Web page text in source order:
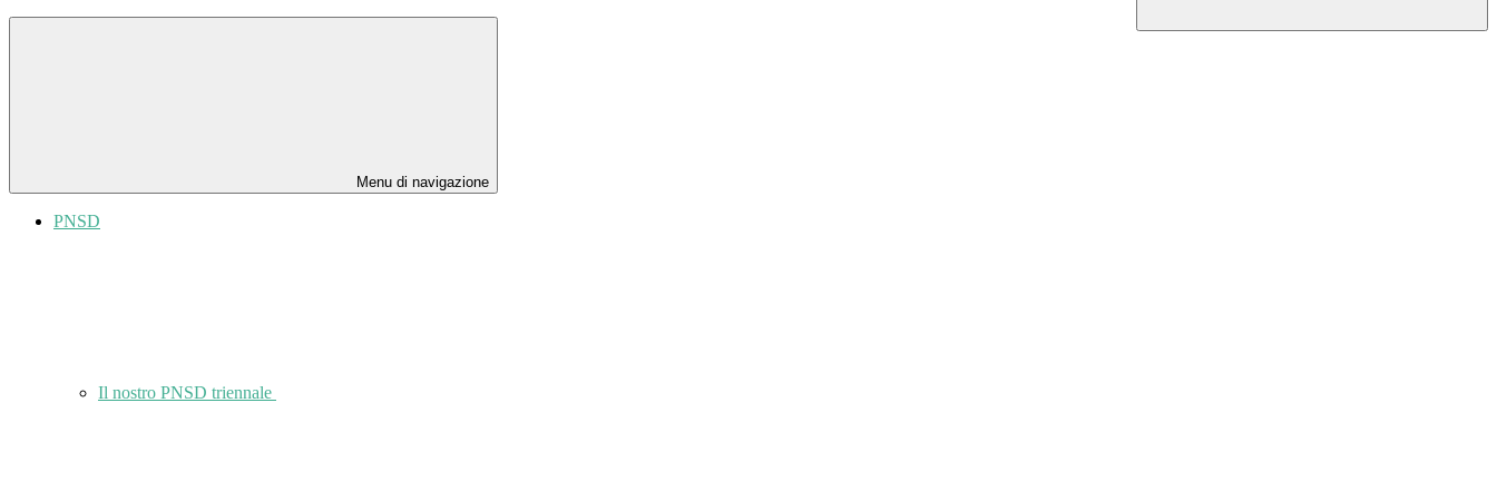
Menu di navigazione
PNSD
Il nostro PNSD triennale